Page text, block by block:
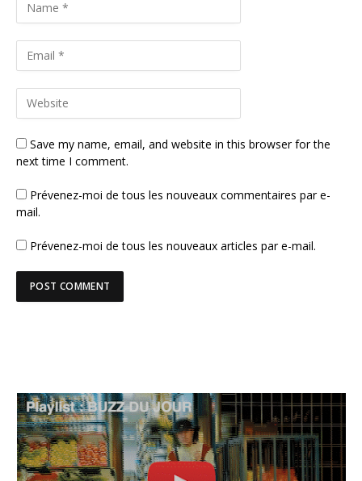
Save my name, email, and website in this browser for the
next time I comment.
Prévenez-moi de tous les nouveaux commentaires par e-
mail.
Prévenez-moi de tous les nouveaux articles par e-mail.